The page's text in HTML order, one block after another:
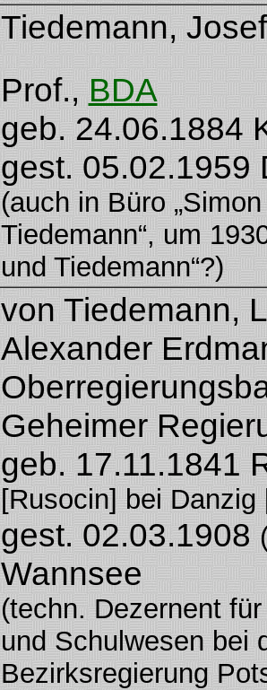
Tiedemann,
Prof., BDA
geb. 24.06.1884
gest. 05.02.1959
(auch in Büro
Tiedemann“, um
und Tiedemann“?)
von Tiedemann,
Alexander
Geheimer
geb. 17.11.1841
[Rusocin] bei Danzig
gest. 02.03.1908
Wannsee
(techn. Dezernent
und Schulwesen bei
Bezirksregierung